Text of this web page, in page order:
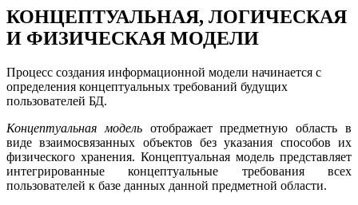
КОНЦЕПТУАЛЬНАЯ, ЛОГИЧЕСКАЯ
И ФИЗИЧЕСКАЯ МОДЕЛИ
Процесс создания информационной модели начинается с
опре­деления концептуальных требований будущих
пользователей БД.
Концептуальная мо­дельотображает предметную область в
виде взаимосвязанных объ­ектов без указания способов их
физического хранения. Концепту­альная модель представляет
интегрированные концептуальные требо­вания всех
пользователей к базе данных данной предметной области.